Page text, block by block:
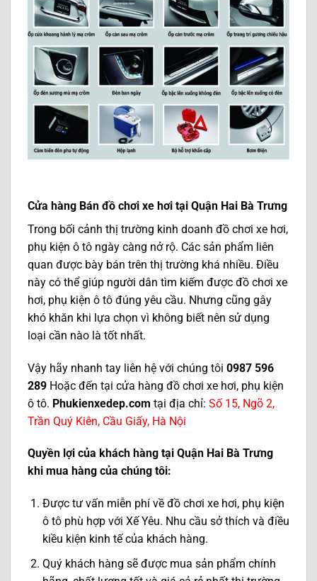
Cửa hàng Bán đồ chơi xe hơi tại Quận Hai Bà Trưng
Trong bối cảnh thị trường kinh doanh đồ chơi xe hơi,
phụ kiện ô tô ngày càng nở rộ. Các sản phẩm liên
quan được bày bán trên thị trường khá nhiều. Điều
này có thể giúp người dân tìm kiếm được đồ chơi xe
hơi, phụ kiện ô tô đúng yêu cầu. Nhưng cũng gây
khó khăn khi lựa chọn vì không biết nên sử dụng
loại cần nào là tốt nhất.
Vậy hãy nhanh tay liên hệ với chúng tôi 0987 596
289 Hoặc đến tại cửa hàng đồ chơi xe hơi, phụ kiện
ô tô. Phukienxedep.com tại địa chỉ: Số 15, Ngõ 2,
Trần Quý Kiên, Cầu Giấy, Hà Nội
Quyền lợi của khách hàng tại Quận Hai Bà Trưng
khi mua hàng của chúng tôi:
Được tư vấn miễn phí về đồ chơi xe hơi, phụ kiện
ô tô phù hợp với Xế Yêu. Nhu cầu sở thích và điều
kiều kiện kinh tế của khách hàng.
Quý khách hàng sẽ được mua sản phẩm chính